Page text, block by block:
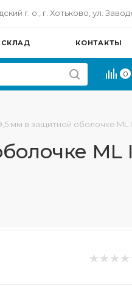
г. о., г. Хотьково, ул.
СКЛАД КОНТАКТЫ
0
мм в защитной оболочке ML
ML